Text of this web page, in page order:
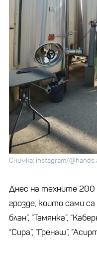
Снимка: instagram/
Днес на техните
грозде, които сами са
блан”, “Тамянка”,
“Сира”, “Гренаш”,